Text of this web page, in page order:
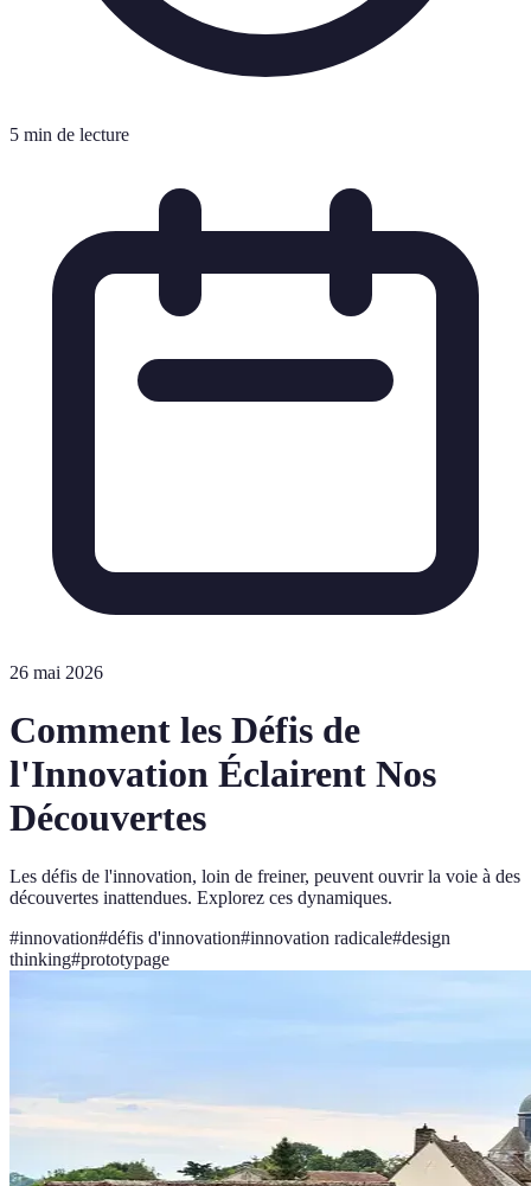
5 min de lecture
26 mai 2026
Comment les Défis de
l'Innovation Éclairent Nos
Découvertes
Les défis de l'innovation, loin de freiner, peuvent ouvrir la voie à des
découvertes inattendues. Explorez ces dynamiques.
#innovation#défis d'innovation#innovation radicale#design
thinking#prototypage